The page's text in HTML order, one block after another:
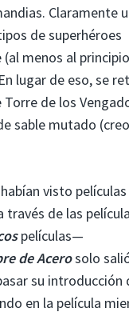
Claramente
de superhéroes
menos al
lugar de eso, se
de los
sable mutado
visto
través de las
películas—
de Acerosolo
su introducción
en la película